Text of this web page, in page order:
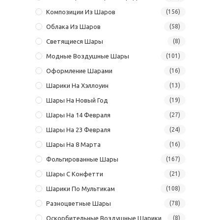
Композиции Из Шаров (156)
Облака Из Шаров (58)
Светящиеся Шары (8)
Модные Воздушные Шары (101)
Оформление Шарами (16)
Шарики На Хэллоуин (13)
Шары На Новый Год (19)
Шары На 14 Февраля (27)
Шары На 23 Февраля (24)
Шары На 8 Марта (16)
Фольгированные Шары (167)
Шары С Конфетти (21)
Шарики По Мультикам (108)
Разноцветные Шары (78)
Оскорбительные Воздушные Шарики (8)